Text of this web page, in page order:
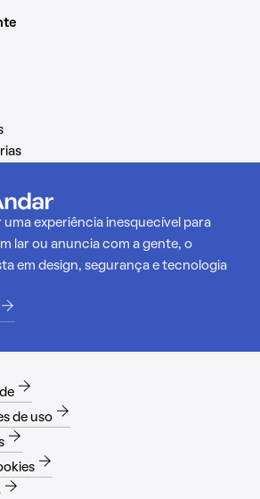
experiência inesquecível para
lar ou anuncia com a gente, o
em design, segurança e tecnologia
de uso